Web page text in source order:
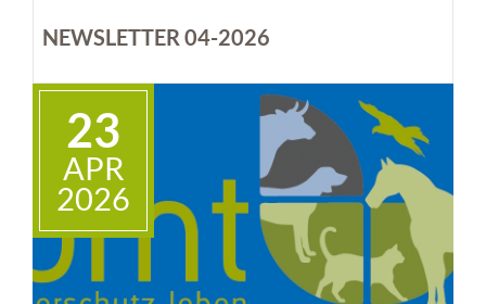
Epoxidharz-Deko wie Untersetzer & Lesezeichen
verkauft.
NEWSLETTER 04-2026
23
APR
2026